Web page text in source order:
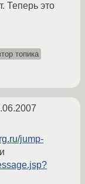
Теперь это
топика
jump-
и